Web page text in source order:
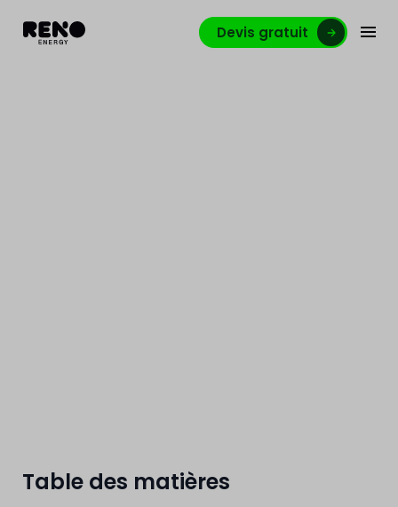
Devis gratuit
Table des matières